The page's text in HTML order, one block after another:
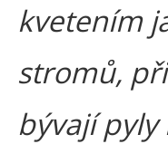
kvetením
stromů,
bývají pyly